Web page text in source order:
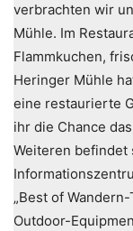
verbrachten wir
Mühle. Im
Flammkuchen,
Heringer Mühle
eine restaurierte
ihr die Chance
Weiteren
„Best of
Outdoor-